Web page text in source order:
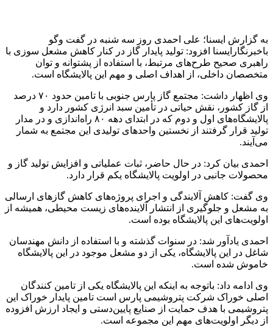
به گزارش ایسنا؛ علی احمدی روز سه شنبه در گفت وگو
باخبرنگارایسنا افزود: تولید پایدار گاز در کنار کاهش مشعل سوزی با
راهبری صحیح طرح‌های مرتبط، با استفاده از پشتوانه و توان
متخصصان داخلی، از اهداف اصلی و مهم این پالایشگاه است.
وی اظهار داشت: مجتمع گاز پارس جنوبی با تامین حدود ۷۰ درصد
از گاز کشور، نقش حیاتی در تأمین سبد انرژی کشور دارد و
پالایشگاه‌های اول و دوم که در ابتدای دهه ۸۰ راه‌اندازی و در مدار
تولید قرار گرفتند از نخستین واحدهای تولیدی این مجتمع به شمار
می‌آیند.
احمدی بیان کرد: در حال حاضر، ثبات عملیاتی و افزایش تولید گاز و
محصولات جانبی در اولویت پالایشگاه یکم قرار دارد.
وی گفت: کاهش آلایندگی و اجرای پروژه‌های کاهش گازهای ارسالی
به مشعل و جلوگیری از انتشار آلاینده‌های زیست محیطی، همیشه از
اولویت‌های این پالایشگاه بوده است.
احمدی یادآور شد: در سنوات گذشته و با استفاده از دانش مهندسان
شاغل در این پالایشگاه، یکی از دو مشعل موجود در این پالایشگاه
خاموش شده است.
وی ادامه داد: باتوجه به اینکه این پالایشگاه یکی از تامین کنندگان
اصلی خوراک شرکت پتروشیمی پارس است تامین پایدار خوراک این
پتروشیمی با هدف حمایت از صنایع پایین‌دستی و ایجاد ارزش افزوده
از دیگر اولویت‌های مهم این مجموعه است.